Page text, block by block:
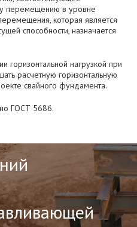
перемещению в уровне
которая является
способности, назначается
горизонтальной нагрузкой при
расчетную горизонтальную
свайного фундамента.
ГОСТ 5686.